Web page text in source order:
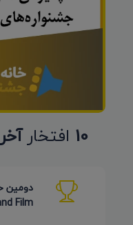
10 افتخارآخر
دومین
Film